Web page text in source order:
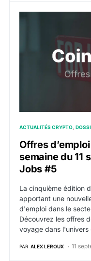
ACTUALITÉS CRYPTO
Offres
semaine du 11
Jobs #5
La cinquième édition
apportant une
d'emploi dans le
Découvrez les offres
voyage dans
PAR ALEX LEROUX 11